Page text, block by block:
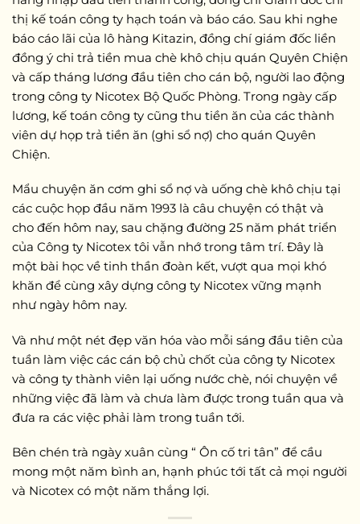
thị kế toán công ty hạch toán và báo cáo. Sau khi nghe
báo cáo lãi của lô hàng Kitazin, đồng chí giám đốc liền
đồng ý chi trả tiền mua chè khô chịu quán Quyên Chiện
và cấp tháng lương đầu tiên cho cán bộ, người lao động
trong công ty Nicotex Bộ Quốc Phòng. Trong ngày cấp
lương, kế toán công ty cũng thu tiền ăn của các thành
viên dự họp trả tiền ăn (ghi sổ nợ) cho quán Quyên
Chiện.
Mẩu chuyện ăn cơm ghi sổ nợ và uống chè khô chịu tại
các cuộc họp đầu năm 1993 là câu chuyện có thật và
cho đến hôm nay, sau chặng đường 25 năm phát triển
của Công ty Nicotex tôi vẫn nhớ trong tâm trí. Đây là
một bài học về tinh thần đoàn kết, vượt qua mọi khó
khăn để cùng xây dựng công ty Nicotex vững mạnh
như ngày hôm nay.
Và như một nét đẹp văn hóa vào mỗi sáng đầu tiên của
tuần làm việc các cán bộ chủ chốt của công ty Nicotex
và công ty thành viên lại uống nước chè, nói chuyện về
những việc đã làm và chưa làm được trong tuần qua và
đưa ra các việc phải làm trong tuần tới.
Bên chén trà ngày xuân cùng “ Ôn cố tri tân” để cầu
mong một năm bình an, hạnh phúc tới tất cả mọi người
và Nicotex có một năm thắng lợi.